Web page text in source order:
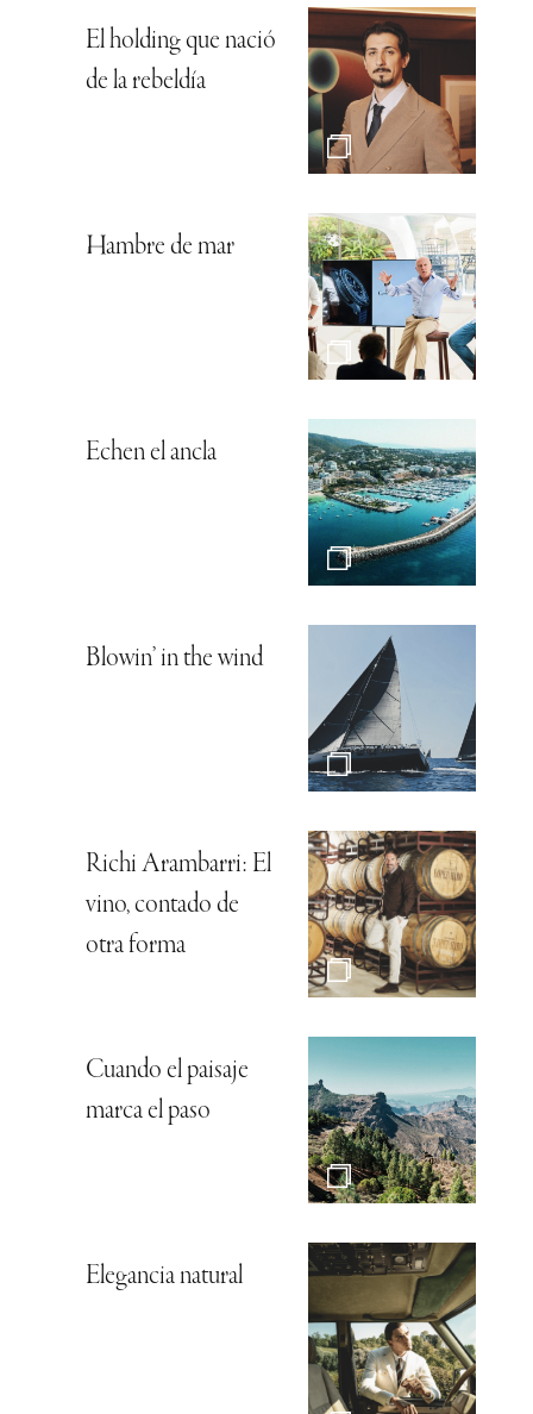
El holding que nació
de la rebeldía
Hambre de mar
Echen el ancla
Blowin’ in the wind
Richi Arambarri: El
vino, contado de
otra forma
Cuando el paisaje
marca el paso
Elegancia natural